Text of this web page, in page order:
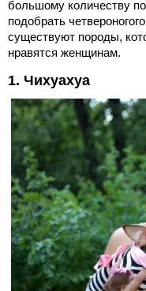
большому количеству
подобрать
существуют породы,
нравятся женщинам.
1. Чихуахуа